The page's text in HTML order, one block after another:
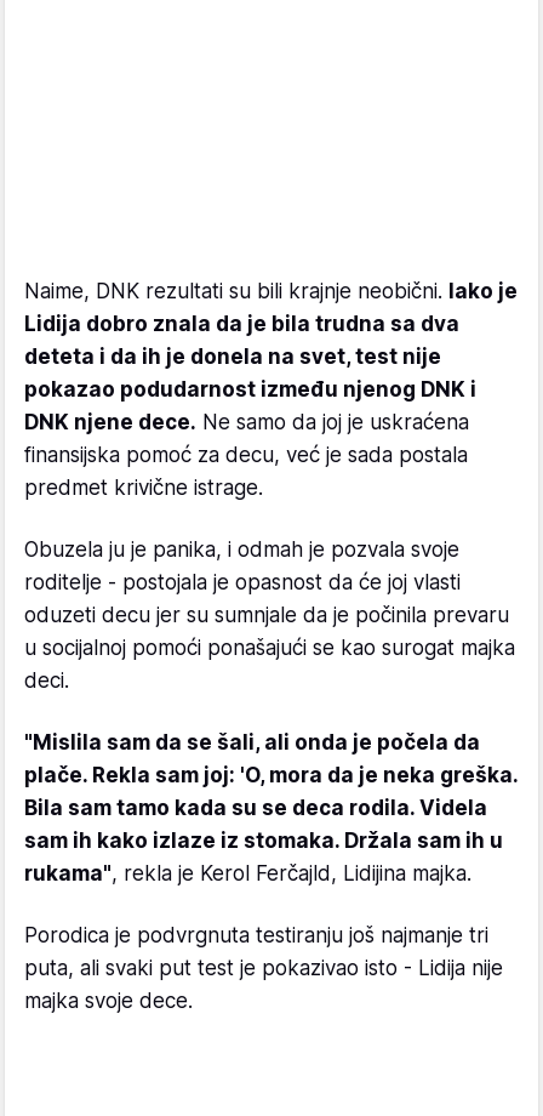
Naime, DNK rezultati su bili krajnje neobični. Iako je
Lidija dobro znala da je bila trudna sa dva
deteta i da ih je donela na svet, test nije
pokazao podudarnost između njenog DNK i
DNK njene dece. Ne samo da joj je uskraćena
finansijska pomoć za decu, već je sada postala
predmet krivične istrage.
Obuzela ju je panika, i odmah je pozvala svoje
roditelje - postojala je opasnost da će joj vlasti
oduzeti decu jer su sumnjale da je počinila prevaru
u socijalnoj pomoći ponašajući se kao surogat majka
deci.
"Mislila sam da se šali, ali onda je počela da
plače. Rekla sam joj: 'O, mora da je neka greška.
Bila sam tamo kada su se deca rodila. Videla
sam ih kako izlaze iz stomaka. Držala sam ih u
rukama", rekla je Kerol Ferčajld, Lidijina majka.
Porodica je podvrgnuta testiranju još najmanje tri
puta, ali svaki put test je pokazivao isto - Lidija nije
majka svoje dece.